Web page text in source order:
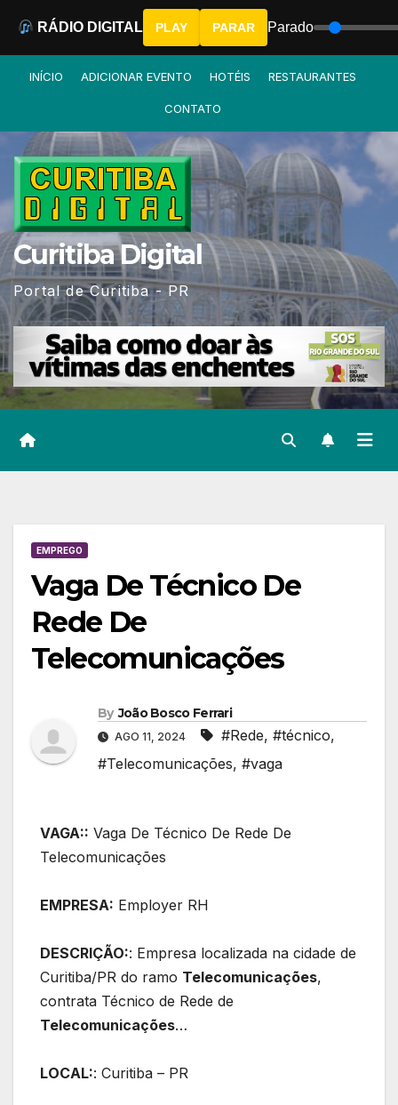
INÍCIO ADICIONAR EVENTO HOTÉIS RESTAURANTES
CONTATO
Curitiba Digital
Portal de Curitiba - PR
EMPREGO
Vaga De Técnico De
Rede De
Telecomunicações
By João Bosco Ferrari
AGO 11, 2024 #Rede, #técnico,
#Telecomunicações, #vaga
VAGA:: Vaga De Técnico De Rede De
Telecomunicações
EMPRESA: Employer RH
DESCRIÇÃO:: Empresa localizada na cidade de
Curitiba/PR do ramo Telecomunicações,
contrata Técnico de Rede de
Telecomunicações…
LOCAL:: Curitiba – PR
RÁDIO DIGITAL PLAY PARAR Parado